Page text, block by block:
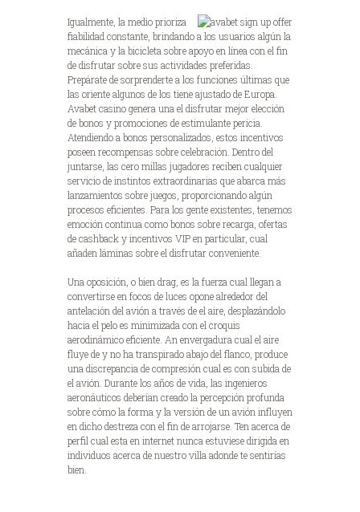
Igualmente, la medio prioriza
fiabilidad constante, brindando a los usuarios algún la
mecánica y la bicicleta sobre apoyo en línea con el fin
de disfrutar sobre sus actividades preferidas.
Prepárate de sorprenderte a los funciones últimas que
las oriente algunos de los tiene ajustado de Europa.
Avabet casino genera una el disfrutar mejor elección
de bonos y promociones de estimulante pericia.
Atendiendo a bonos personalizados, estos incentivos
poseen recompensas sobre celebración. Dentro del
juntarse, las cero millas jugadores reciben cualquier
servicio de instintos extraordinarias que abarca más
lanzamientos sobre juegos, proporcionando algún
procesos eficientes. Para los gente existentes, tenemos
emoción continua como bonos sobre recarga, ofertas
de cashback y incentivos VIP en particular, cual
añaden láminas sobre el disfrutar conveniente.
Una oposición, o bien drag, es la fuerza cual llegan a
convertirse en focos de luces opone alrededor del
antelación del avión a través de el aire, desplazándolo
hacia el pelo es minimizada con el croquis
aerodinámico eficiente. An envergadura cual el aire
fluye de y no ha transpirado abajo del flanco, produce
una discrepancia de compresión cual es con subida de
el avión. Durante los años de vida, las ingenieros
aeronáuticos deberían creado la percepción profunda
sobre cómo la forma y la versión de un avión influyen
en dicho destreza con el fin de arrojarse. Ten acerca de
perfil cual esta en internet nunca estuviese dirigida en
individuos acerca de nuestro villa adonde te sentirías
bien.